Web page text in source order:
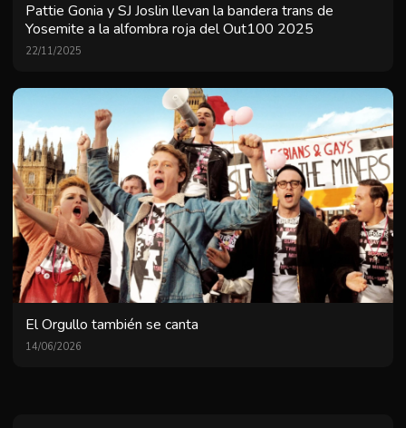
Pattie Gonia y SJ Joslin llevan la bandera trans de
Yosemite a la alfombra roja del Out100 2025
22/11/2025
El Orgullo también se canta
14/06/2026